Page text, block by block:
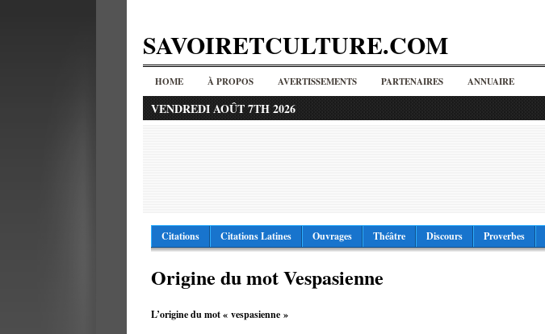
SAVOIRETCULTURE.COM
HOME À PROPOS AVERTISSEMENTS PARTENAIRES ANNUAIRE
VENDREDI AOÛT 7TH 2026
Citations Citations Latines Ouvrages Théâtre Discours Proverbes
Origine du mot Vespasienne
L’origine du mot « vespasienne »